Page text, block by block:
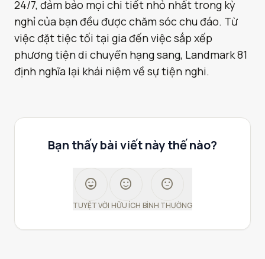
24/7, đảm bảo mọi chi tiết nhỏ nhất trong kỳ
nghỉ của bạn đều được chăm sóc chu đáo. Từ
việc đặt tiệc tối tại gia đến việc sắp xếp
phương tiện di chuyển hạng sang, Landmark 81
định nghĩa lại khái niệm về sự tiện nghi.
Bạn thấy bài viết này thế nào?
sentiment_very_satisfied
TUYỆT VỜI
sentiment_satisfied
HỮU ÍCH
sentiment_neutral
BÌNH THƯỜNG